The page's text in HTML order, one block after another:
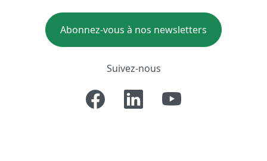
Abonnez-vous à nos newsletters
Suivez-nous